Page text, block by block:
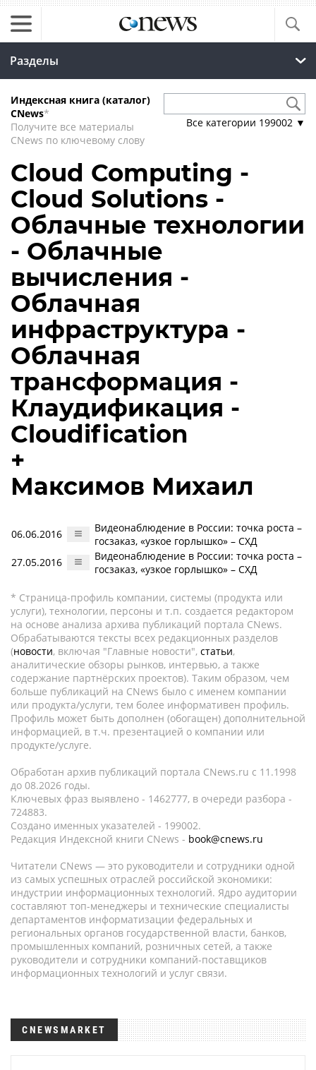
Разделы
Индексная книга (каталог)
CNews*
Получите все материалы
CNews по ключевому слову
Все категории 199002 ▼
Cloud Computing -
Cloud Solutions -
Облачные технологии
- Облачные
вычисления -
Облачная
инфраструктура -
Облачная
трансформация -
Клаудификация -
Cloudification
+
Максимов Михаил
06.06.2016
Видеонаблюдение в России: точка роста –
госзаказ, «узкое горлышко» – СХД
27.05.2016
Видеонаблюдение в России: точка роста –
госзаказ, «узкое горлышко» – СХД
* Страница-профиль компании, системы (продукта или
услуги), технологии, персоны и т.п. создается редактором
на основе анализа архива публикаций портала CNews.
Обрабатываются тексты всех редакционных разделов
(новости, включая "Главные новости", статьи,
аналитические обзоры рынков, интервью, а также
содержание партнёрских проектов). Таким образом, чем
больше публикаций на CNews было с именем компании
или продукта/услуги, тем более информативен профиль.
Профиль может быть дополнен (обогащен) дополнительной
информацией, в т.ч. презентацией о компании или
продукте/услуге.
Обработан архив публикаций портала CNews.ru c 11.1998
до 08.2026 годы.
Ключевых фраз выявлено - 1462777, в очереди разбора -
724883.
Создано именных указателей - 199002.
Редакция Индексной книги CNews - book@cnews.ru
Читатели CNews — это руководители и сотрудники одной
из самых успешных отраслей российской экономики:
индустрии информационных технологий. Ядро аудитории
составляют топ-менеджеры и технические специалисты
департаментов информатизации федеральных и
региональных органов государственной власти, банков,
промышленных компаний, розничных сетей, а также
руководители и сотрудники компаний-поставщиков
информационных технологий и услуг связи.
CNEWSMARKET